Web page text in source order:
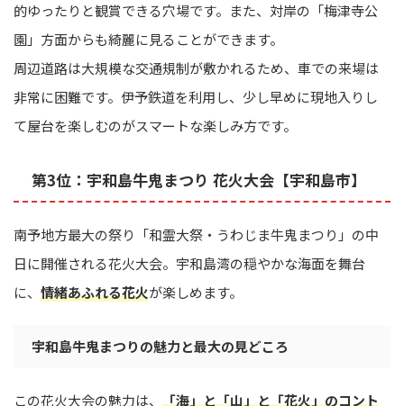
的ゆったりと観賞できる穴場です。また、対岸の「梅津寺公
園」方面からも綺麗に見ることができます。
周辺道路は大規模な交通規制が敷かれるため、車での来場は
非常に困難です。伊予鉄道を利用し、少し早めに現地入りし
て屋台を楽しむのがスマートな楽しみ方です。
第3位：宇和島牛鬼まつり 花火大会【宇和島市】
南予地方最大の祭り「和霊大祭・うわじま牛鬼まつり」の中
日に開催される花火大会。宇和島湾の穏やかな海面を舞台
に、 情緒あふれる花火が楽しめます。
宇和島牛鬼まつりの魅力と最大の見どころ
この花火大会の魅力は、 「海」と「山」と「花火」のコント